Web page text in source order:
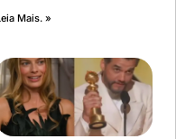
Mais. »